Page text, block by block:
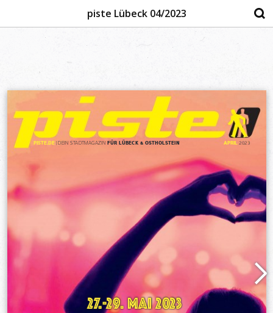
piste Lübeck 04/2023